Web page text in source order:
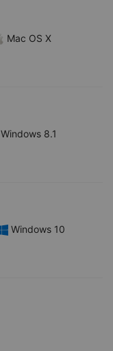
Mac OS X
Windows 8.1
Windows 10